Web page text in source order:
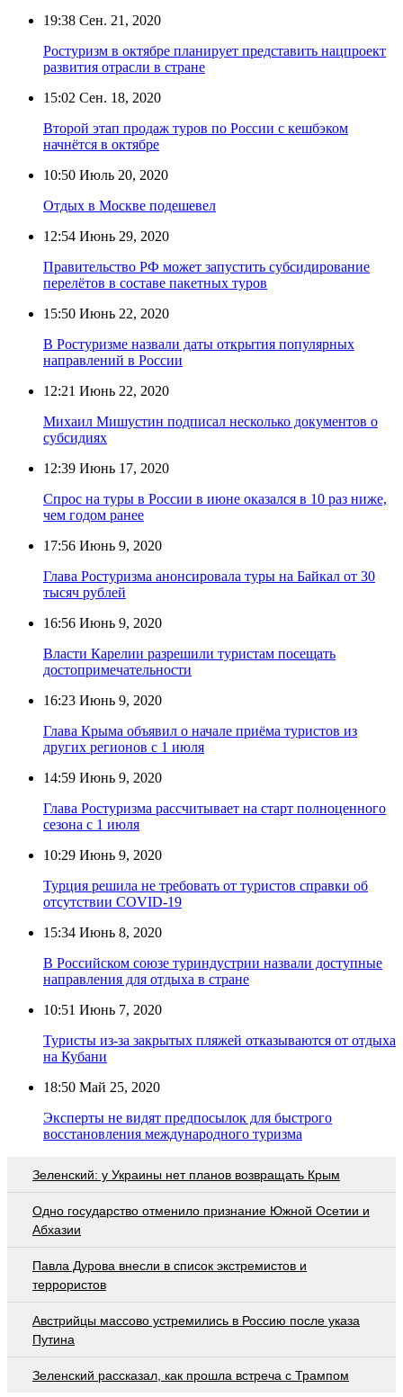
19:38 Сен. 21, 2020
Ростуризм в октябре планирует представить нацпроект
развития отрасли в стране
15:02 Сен. 18, 2020
Второй этап продаж туров по России с кешбэком
начнётся в октябре
10:50 Июль 20, 2020
Отдых в Москве подешевел
12:54 Июнь 29, 2020
Правительство РФ может запустить субсидирование
перелётов в составе пакетных туров
15:50 Июнь 22, 2020
В Ростуризме назвали даты открытия популярных
направлений в России
12:21 Июнь 22, 2020
Михаил Мишустин подписал несколько документов о
субсидиях
12:39 Июнь 17, 2020
Спрос на туры в России в июне оказался в 10 раз ниже,
чем годом ранее
17:56 Июнь 9, 2020
Глава Ростуризма анонсировала туры на Байкал от 30
тысяч рублей
16:56 Июнь 9, 2020
Власти Карелии разрешили туристам посещать
достопримечательности
16:23 Июнь 9, 2020
Глава Крыма объявил о начале приёма туристов из
других регионов с 1 июля
14:59 Июнь 9, 2020
Глава Ростуризма рассчитывает на старт полноценного
сезона с 1 июля
10:29 Июнь 9, 2020
Турция решила не требовать от туристов справки об
отсутствии COVID-19
15:34 Июнь 8, 2020
В Российском союзе туриндустрии назвали доступные
направления для отдыха в стране
10:51 Июнь 7, 2020
Туристы из-за закрытых пляжей отказываются от отдыха
на Кубани
18:50 Май 25, 2020
Эксперты не видят предпосылок для быстрого
восстановления международного туризма
Зеленский: у Украины нет планов возвращать Крым
Одно государство отменило признание Южной Осетии и
Абхазии
Павла Дурова внесли в список экстремистов и
террористов
Австрийцы массово устремились в Россию после указа
Путина
Зеленский рассказал, как прошла встреча с Трампом